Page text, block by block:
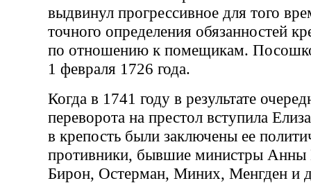
выдвинул прогрессивное для того
точного определения обязанностей
по отношению к помещикам.
1 февраля 1726 года.
Когда в 1741 году в результате
переворота на престол вступила
в крепость были заключены ее
противники, бывшие министры
Бирон, Остерман, Миних, Менгден и